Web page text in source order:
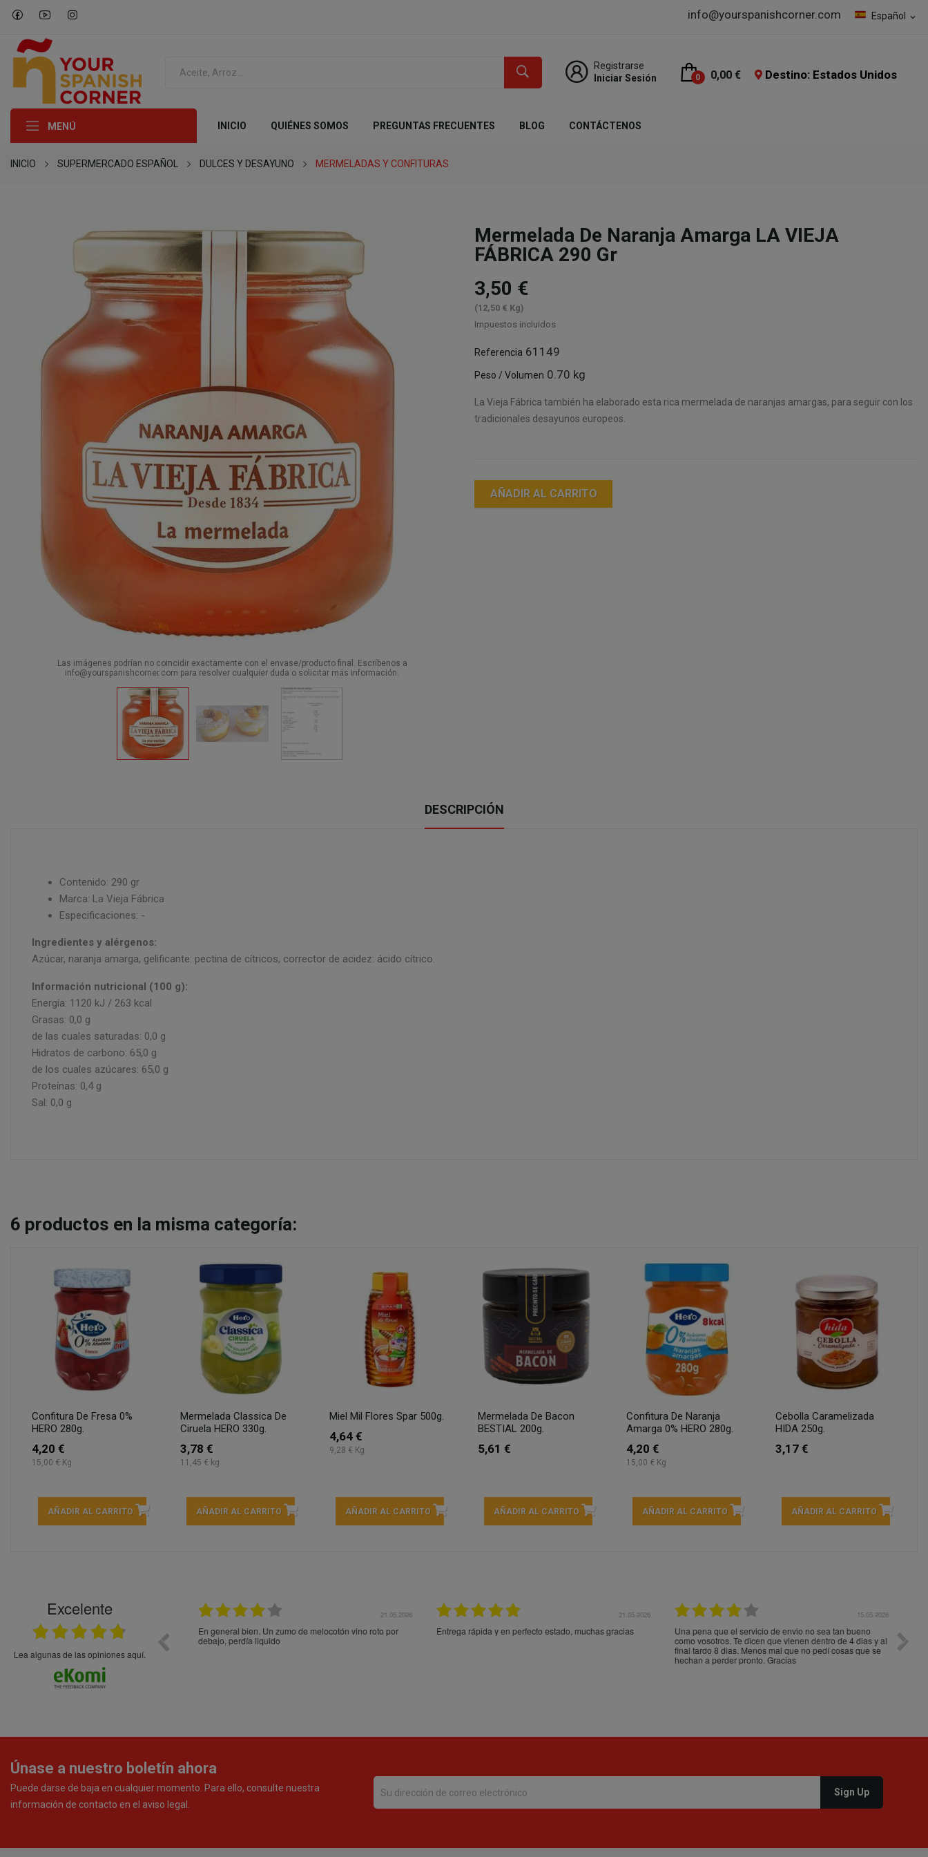
Español expand_more
info@yourspanishcorner.com
Registrarse
Iniciar Sesión
0 0,00 € Destino: Estados Unidos
MENÚ INICIO QUIÉNES SOMOS PREGUNTAS FRECUENTES BLOG CONTÁCTENOS
INICIO SUPERMERCADO ESPAÑOL DULCES Y DESAYUNO MERMELADAS Y CONFITURAS
Las imágenes podrían no coincidir exactamente con el envase/producto final. Escríbenos a
info@yourspanishcorner.com para resolver cualquier duda o solicitar más información.
Mermelada De Naranja Amarga LA VIEJA
FÁBRICA 290 Gr
3,50 €
(12,50 € Kg)
Impuestos incluidos
Referencia 61149
Peso / Volumen 0.70 kg
La Vieja Fábrica también ha elaborado esta rica mermelada de naranjas amargas, para seguir con los
tradicionales desayunos europeos.
AÑADIR AL CARRITO
DESCRIPCIÓN
Contenido: 290 gr
Marca: La Vieja Fábrica
Especificaciones: -
Ingredientes y alérgenos:
Azúcar, naranja amarga, gelificante: pectina de cítricos, corrector de acidez: ácido cítrico.
Información nutricional (100 g):
Energía: 1120 kJ / 263 kcal
Grasas: 0,0 g
de las cuales saturadas: 0,0 g
Hidratos de carbono: 65,0 g
de los cuales azúcares: 65,0 g
Proteínas: 0,4 g
Sal: 0,0 g
6 productos en la misma categoría:
Confitura De Fresa 0%
HERO 280g.
4,20 €
15,00 € Kg
AÑADIR AL CARRITO
Mermelada Classica De
Ciruela HERO 330g.
3,78 €
11,45 € kg
AÑADIR AL CARRITO
Miel Mil Flores Spar 500g.
4,64 €
9,28 € Kg
AÑADIR AL CARRITO
Mermelada De Bacon
BESTIAL 200g.
5,61 €
AÑADIR AL CARRITO
Confitura De Naranja
Amarga 0% HERO 280g.
4,20 €
15,00 € Kg
AÑADIR AL CARRITO
Cebolla Caramelizada
HIDA 250g.
3,17 €
AÑADIR AL CARRITO
Excelente
Lea algunas de las opiniones aquí.
21.05.2026
En general bien. Un zumo de melocotón vino roto por
debajo, perdía liquido
21.05.2026
Entrega rápida y en perfecto estado, muchas gracias
15.05.2026
Una pena que el servicio de envio no sea tan bueno
como vosotros. Te dicen que vienen dentro de 4 dias y al
final tardo 8 dias. Menos mal que no pedí cosas que se
hechan a perder pronto. Gracias
Únase a nuestro boletín ahora
Puede darse de baja en cualquier momento. Para ello, consulte nuestra
información de contacto en el aviso legal.